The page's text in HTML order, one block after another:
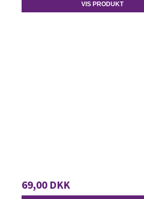
VIS PRODUKT
69,00 DKK